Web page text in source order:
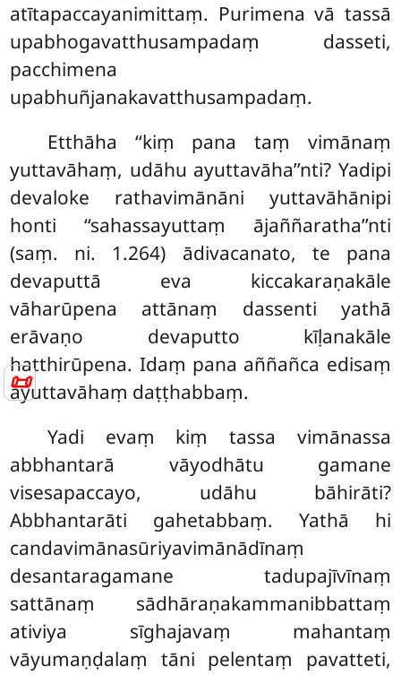
📜
atītapaccayanimittaṃ. Purimena vā tassā
upabhogavatthusampadaṃ dasseti,
pacchimena
upabhuñjanakavatthusampadaṃ.
Etthāha ‘‘kiṃ pana taṃ vimānaṃ
yuttavāhaṃ, udāhu ayuttavāha’’nti? Yadipi
devaloke rathavimānāni yuttavāhānipi
honti ‘‘sahassayuttaṃ ājaññaratha’’nti
(saṃ. ni. 1.264) ādivacanato, te pana
devaputtā eva kiccakaraṇakāle
vāharūpena attānaṃ dassenti yathā
erāvaṇo devaputto kīḷanakāle
hatthirūpena. Idaṃ pana aññañca edisaṃ
ayuttavāhaṃ daṭṭhabbaṃ.
Yadi evaṃ kiṃ tassa vimānassa
abbhantarā vāyodhātu gamane
visesapaccayo, udāhu bāhirāti?
Abbhantarāti gahetabbaṃ. Yathā hi
candavimānasūriyavimānādīnaṃ
desantaragamane tadupajīvīnaṃ
sattānaṃ sādhāraṇakammanibbattaṃ
ativiya sīghajavaṃ mahantaṃ
vāyumaṇḍalaṃ tāni pelentaṃ pavatteti,